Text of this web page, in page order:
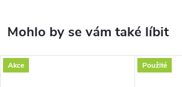
Akce Použité